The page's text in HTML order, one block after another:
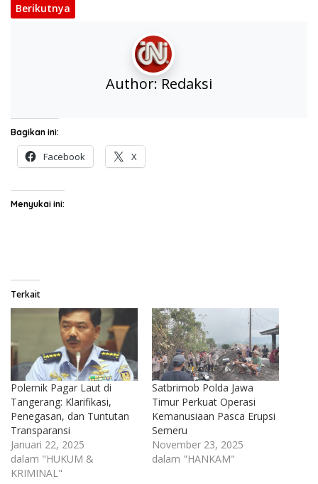
Berikutnya
Author:Redaksi
Bagikan ini:
Facebook X
Menyukai ini:
Terkait
Polemik Pagar Laut di
Tangerang: Klarifikasi,
Penegasan, dan Tuntutan
Transparansi
Januari 22, 2025
dalam "HUKUM &
KRIMINAL"
Satbrimob Polda Jawa
Timur Perkuat Operasi
Kemanusiaan Pasca Erupsi
Semeru
November 23, 2025
dalam "HANKAM"